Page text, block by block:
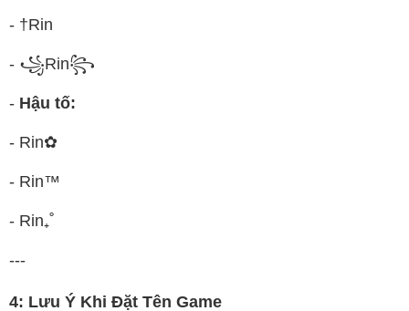
- †Rin
- ꧁Rin꧂
- Hậu tố:
- Rin✿
- Rin™
- Rin₊˚
---
4: Lưu Ý Khi Đặt Tên Game